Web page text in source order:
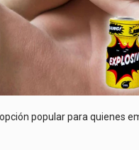
popular para quienes